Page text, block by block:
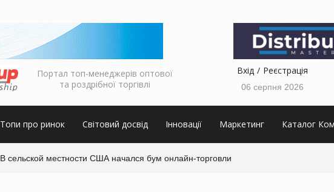
Портал топ-менеджерів оптової
та роздрібної торгівлі
Вхід Реєстрація
06 серпня 2026
Топи про ринок Світовий досвід Інновації Маркетинг Каталог
В сельской местности США начался бум онлайн-торговли